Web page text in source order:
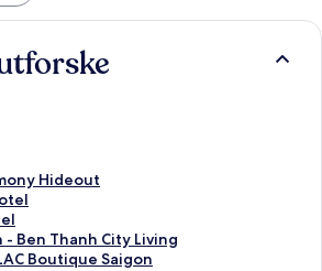
Hideout
- Ben Thanh City Living
Boutique Saigon